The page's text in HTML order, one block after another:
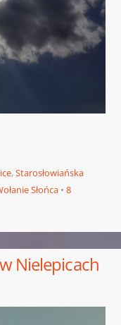
,Starosłowiańska
Słońca
8
Nielepicach